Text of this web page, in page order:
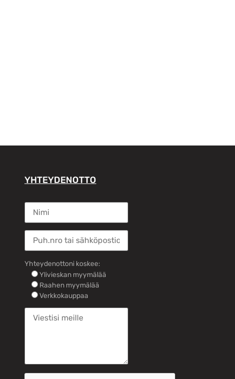
YHTEYDENOTTO
Yhteydenottoni koskee:
Ylivieskan myymälää
Raahen myymälää
Verkkokauppaa